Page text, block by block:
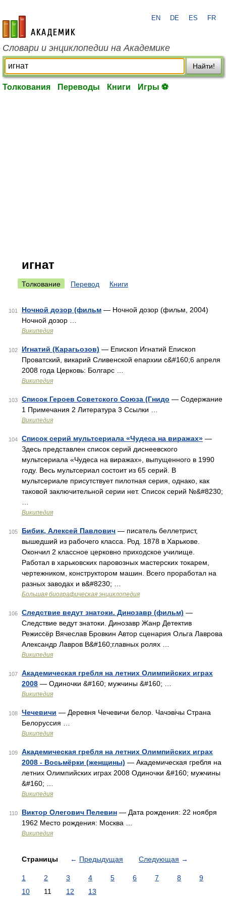
academic.ru
EN DE ES FR
Словари и энциклопедии на Академике
Найти!
Толкования Переводы Книги Игры ⚽
игнат
Толкование Перевод Книги
101 Ночной дозор (фильм — Ночной дозор (фильм, 2004)
Ночной дозор …
Википедия
102 Игнатий (Карагьозов) — Епископ Игнатий Епископ
Проватский, викарий Сливенской епархии c&#160;6 апреля
2008 года Церковь: Болгарс …
Википедия
103 Список Героев Советского Союза (Гнидо — Содержание
1 Примечания 2 Литература 3 Ссылки …
Википедия
104 Список серий мультсериала «Чудеса на виражах» —
Здесь представлен список серий диснеевского
мультсериала «Чудеса на виражах», выпущенного в 1990
году. Весь мультсериал состоит из 65 серий. В
мультсериале присутствует пилотная серия, однако, как
таковой заключительной серии нет. Список серий №&#8230;
Википедия
105 Бибик, Алексей Павлович — писатель беллетрист,
вышедший из рабочего класса. Род. 1878 в Харькове.
Окончил 2 классное церковно приходское училище.
Работал в харьковских паровозных мастерских токарем,
чертежником, конструктором машин. Всего проработал на
разных заводах и в&#8230; …
Большая биографическая энциклопедия
106 Следствие ведут знатоки. Динозавр (фильм) —
Следствие ведут знатоки. Динозавр Жанр Детектив
Режиссёр Вячеслав Бровкин Автор сценария Ольга Лаврова
Александр Лавров В&#160;главных ролях …
Википедия
107
Академическая гребля на летних Олимпийских играх
2008 — Одиночки &#160; мужчины &#160; …
Википедия
108 Чечевичи — Деревня Чечевичи белор. Чачэвічы Страна
Белоруссия …
Википедия
109
Академическая гребля на летних Олимпийских играх
2008 - Восьмёрки (женщины) — Академическая гребля на
летних Олимпийских играх 2008 Одиночки &#160; мужчины
&#160; …
Википедия
110 Виктор Олегович Пелевин — Дата рождения: 22 ноября
1962 Место рождения: Москва …
Википедия
Страницы ← Предыдущая Следующая →
1 2 3 4 5 6 7 8
9
10
11 12 13